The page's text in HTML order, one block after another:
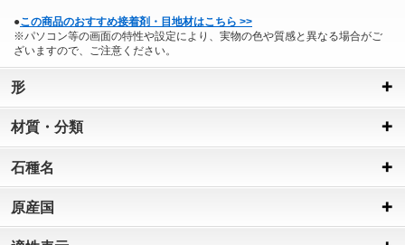
●この商品のおすすめ接着剤・目地材はこちら >>
※パソコン等の画面の特性や設定により、実物の色や質感と異なる場合がご
ざいますので、ご注意ください。
形
材質・分類
石種名
原産国